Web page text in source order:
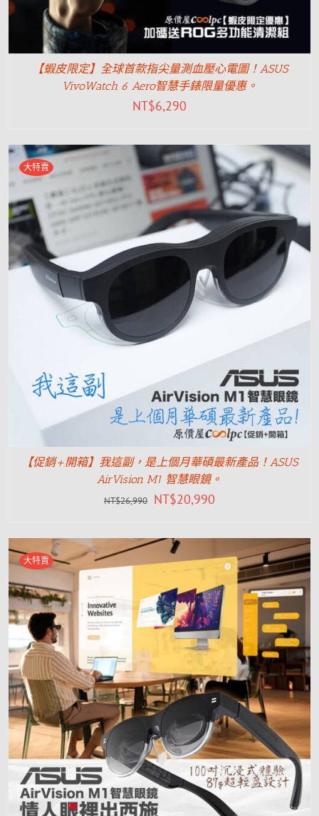
【蝦皮限定】全球首款指尖量測血壓心電圖！ASUS
VivoWatch 6 Aero智慧手錶限量優惠。
NT$6,290
大特賣
【促銷+開箱】我這副，是上個月華碩最新產品！ASUS
AirVision M1 智慧眼鏡。
NT$26,990 NT$20,990
大特賣